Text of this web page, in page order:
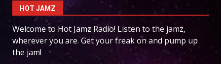
HOT JAMZ
Welcome to Hot Jamz Radio! Listen to the jamz,
wherever you are. Get your freak on and pump up
the jam!